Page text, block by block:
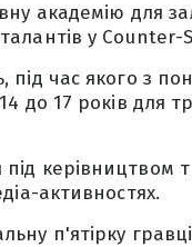
академію для
у Counter-
час якого з
до 17 років для
керівництвом
активностях.
п'ятірку